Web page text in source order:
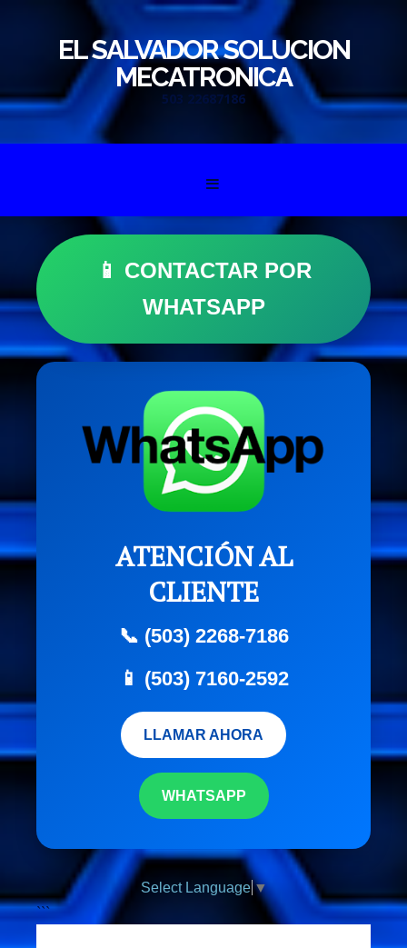
EL SALVADOR SOLUCION
MECATRONICA
503 22687186
Skip to content
📱 CONTACTAR POR
WHATSAPP
ATENCIÓN AL
CLIENTE
📞 (503) 2268-7186
📱 (503) 7160-2592
LLAMAR AHORA
WHATSAPP
Select Language▼
```